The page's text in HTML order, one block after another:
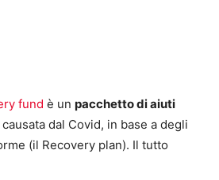
fund è un pacchetto di aiuti
dal Covid, in base a degli
(il Recovery plan). Il tutto